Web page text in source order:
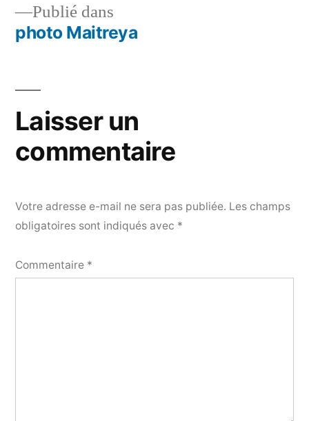
Navigation
l’article
Publié dans
photo Maitreya
Laisser un
commentaire
Votre adresse e-mail ne sera pas publiée. Les champs
obligatoires sont indiqués avec *
Commentaire *